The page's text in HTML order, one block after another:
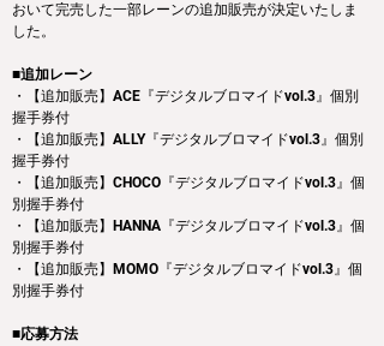
おいて完売した一部レーンの追加販売が決定いたしま
した。
■追加レーン
・【追加販売】ACE『デジタルブロマイドvol.3』個別
握手券付
・【追加販売】ALLY『デジタルブロマイドvol.3』個別
握手券付
・【追加販売】CHOCO『デジタルブロマイドvol.3』個
別握手券付
・【追加販売】HANNA『デジタルブロマイドvol.3』個
別握手券付
・【追加販売】MOMO『デジタルブロマイドvol.3』個
別握手券付
■応募方法